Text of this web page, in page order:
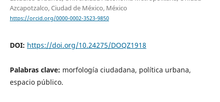
Azcapotzalco, Ciudad de México, México
https://orcid.org/0000-0002-3523-9850
DOI: https://doi.org/10.24275/DOQZ1918
Palabras clave: morfología ciudadana, política urbana,
espacio público.